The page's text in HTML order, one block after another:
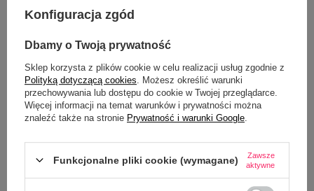
GŁÓWNE PARAMETRY
OPINIE (0)
Potrzebujesz pomocy? Masz pytania?
ZADAJ PYTANIE
Konfiguracja zgód
Dbamy o Twoją prywatność
Sklep korzysta z plików cookie w celu realizacji usług zgodnie z
Polityką dotyczącą cookies . Możesz określić warunki
przechowywania lub dostępu do cookie w Twojej przeglądarce.
Więcej informacji na temat warunków i prywatności można
znaleźć także na stronie Prywatność i warunki Google
Funkcjonalne pliki cookie (wymagane)
Zawsze
aktywne